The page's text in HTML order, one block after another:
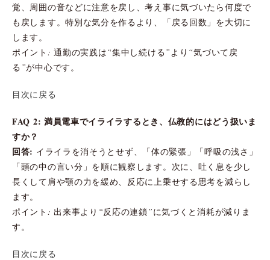
覚、周囲の音などに注意を戻し、考え事に気づいたら何度で
も戻します。特別な気分を作るより、「戻る回数」を大切に
します。
ポイント: 通勤の実践は“集中し続ける”より“気づいて戻
る”が中心です。
目次に戻る
FAQ 2: 満員電車でイライラするとき、仏教的にはどう扱いま
すか？
回答: イライラを消そうとせず、「体の緊張」「呼吸の浅さ」
「頭の中の言い分」を順に観察します。次に、吐く息を少し
長くして肩や顎の力を緩め、反応に上乗せする思考を減らし
ます。
ポイント: 出来事より“反応の連鎖”に気づくと消耗が減りま
す。
目次に戻る